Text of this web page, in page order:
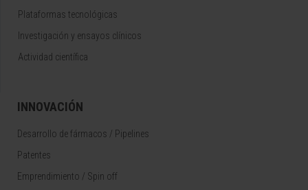
Plataformas tecnológicas
Investigación y ensayos clínicos
Actividad científica
INNOVACIÓN
Desarrollo de fármacos / Pipelines
Patentes
Emprendimiento / Spin off